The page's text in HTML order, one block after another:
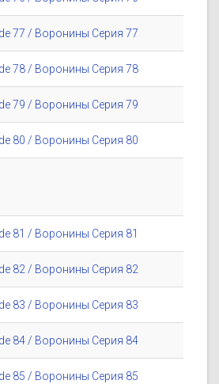
77 / Воронины Серия 77
78 / Воронины Серия 78
79 / Воронины Серия 79
80 / Воронины Серия 80
81 / Воронины Серия 81
82 / Воронины Серия 82
83 / Воронины Серия 83
84 / Воронины Серия 84
85 / Воронины Серия 85